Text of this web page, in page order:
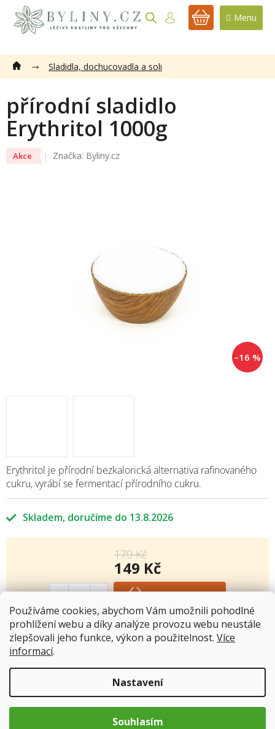
Používáme cookies, abychom Vám umožnili pohodlné
prohlížení webu a díky analýze provozu webu neustále
zlepšovali jeho funkce, výkon a použitelnost. Více
informací.
Nastavení
Souhlasím
obsah
NÁKUPNÍ
Sladidla, dochucovadla a soli
přírodní sladidlo
Erythritol 1000g
Akce Značka: Byliny.cz
–16 %
Skladem 13.8.2026
Erythritol je přírodní bezkalorická alternativa rafinovaného
cukru, vyrábí se fermentací přírodního cukru.
Kód produktu:
2902
Kategorie:
Hmotnost: 1 kg
179 Kč
149 Kč
Měrná
cena: